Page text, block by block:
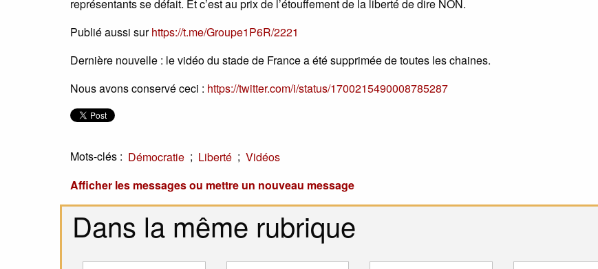
représentants se défait. Et c’est au prix de l’étouffement de la liberté de dire NON.
Publié aussi surhttps://t.me/Groupe1P6R/2221
Dernière nouvelle : le vidéo du stade de France a été supprimée de toutes les chaines.
Nous avons conservé ceci : https://twitter.com/i/status/1700215490008785287
Mots-clés : Démocratie ; Liberté ; Vidéos
Afficher les messages ou mettre un nouveau message
Dans la même rubrique